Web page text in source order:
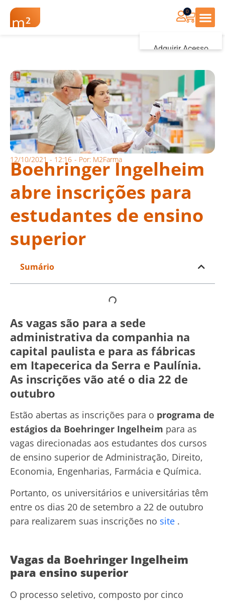
Adquirir Acesso
0
12/10/2021 - 12:16 - Por: M2Farma
Boehringer Ingelheim
abre inscrições para
estudantes de ensino
superior
Sumário
As vagas são para a sede
administrativa da companhia na
capital paulista e para as fábricas
em Itapecerica da Serra e Paulínia.
As inscrições vão até o dia 22 de
outubro
Estão abertas as inscrições para o programa de
estágios da Boehringer Ingelheim para as
vagas direcionadas aos estudantes dos cursos
de ensino superior de Administração, Direito,
Economia, Engenharias, Farmácia e Química.
Portanto, os universitários e universitárias têm
entre os dias 20 de setembro a 22 de outubro
para realizarem suas inscrições no site .
Vagas da Boehringer Ingelheim
para ensino superior
O processo seletivo, composto por cinco